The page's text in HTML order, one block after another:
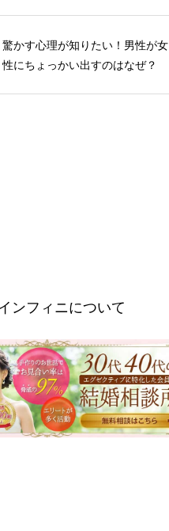
驚かす心理が知りたい！男性が女
性にちょっかい出すのはなぜ？
ンフィニについて